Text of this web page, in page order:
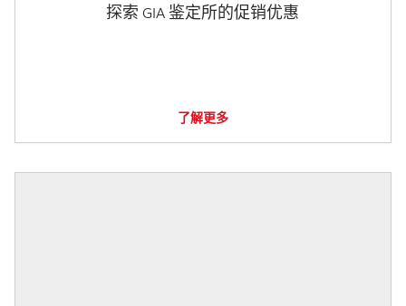
探索 GIA 鉴定所的促销优惠
了解更多